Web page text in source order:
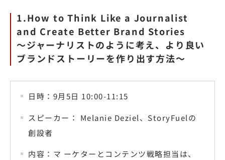
1.How to Think Like a Journalist
and Create Better Brand Stories
〜ジャーナリストのように考え、より良い
ブランドストーリーを作り出す方法〜
日時：9月5日 10:00-11:15
スピーカー： Melanie Deziel、StoryFuelの
創設者
内容：マ ーケターとコンテンツ戦略担当は、